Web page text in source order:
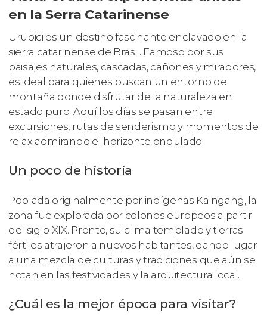
en la Serra Catarinense
Urubici es un destino fascinante enclavado en la
sierra catarinense de Brasil. Famoso por sus
paisajes naturales, cascadas, cañones y miradores,
es ideal para quienes buscan un entorno de
montaña donde disfrutar de la naturaleza en
estado puro. Aquí los días se pasan entre
excursiones, rutas de senderismo y momentos de
relax admirando el horizonte ondulado.
Un poco de historia
Poblada originalmente por indígenas Kaingang, la
zona fue explorada por colonos europeos a partir
del siglo XIX. Pronto, su clima templado y tierras
fértiles atrajeron a nuevos habitantes, dando lugar
a una mezcla de culturas y tradiciones que aún se
notan en las festividades y la arquitectura local.
¿Cuál es la mejor época para visitar?